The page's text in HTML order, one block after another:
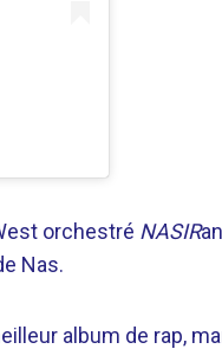
orchestré NASIR
Nas.
album de rap,